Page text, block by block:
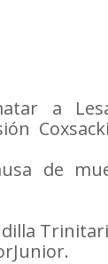
a
de